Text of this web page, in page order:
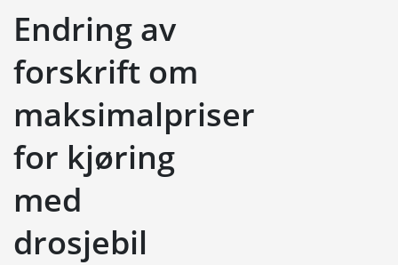
Endring av
forskrift om
maksimalpriser
for kjøring
med
drosjebil